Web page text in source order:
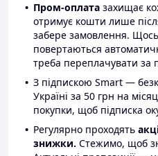
Пром-оплата захищає
отримує кошти лише
забере замовлення.
повертаються
треба переплачувати за
З підпискою Smart —
Україні за 50 грн на
покупки, щоб підписка
Регулярно проходять
знижки. Стежимо, щоб